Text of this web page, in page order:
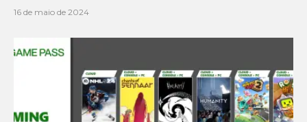
16 de maio de 2024